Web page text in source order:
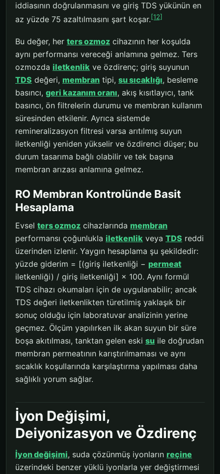
iddiasının doğrulanmasını ve giriş TDS yükünün en
az yüzde 75 azaltılmasını şart koşar.[12]
Bu değer, her ters ozmoz cihazının her koşulda
aynı performansı vereceği anlamına gelmez. Ters
ozmozda iletkenlik ve özdirenç; giriş suyunun
TDS değeri, membran tipi, su sıcaklığı, besleme
basıncı, geri kazanım oranı, akış kısıtlayıcı, tank
basıncı, ön filtrelerin durumu ve membran kullanım
süresinden etkilenir. Ayrıca sistemde
remineralizasyon filtresi varsa arıtılmış suyun
iletkenliği yeniden yükselir ve özdirenci düşer; bu
durum tasarıma bağlı olabilir ve tek başına
membran arızası anlamına gelmez.
RO Membran Kontrolünde Basit
Hesaplama
Evsel ters ozmoz cihazlarında membran
performansı çoğunlukla iletkenlik veya TDS reddi
üzerinden izlenir. Yaygın hesaplama şu şekildedir:
yüzde giderim = [(giriş iletkenliği − permeat
iletkenliği) / giriş iletkenliği] × 100. Aynı formül
TDS cihazı okumaları için de uygulanabilir; ancak
TDS değeri iletkenlikten türetilmiş yaklaşık bir
sonuç olduğu için laboratuvar analizinin yerine
geçmez. Ölçüm yapılırken ilk akan suyun bir süre
boşa akıtılması, tanktan gelen eski su ile doğrudan
membran permeatının karıştırılmaması ve aynı
sıcaklık koşullarında karşılaştırma yapılması daha
sağlıklı yorum sağlar.
İyon Değişimi,
Deiyonizasyon ve Özdirenç
İyon değişimi, suda çözünmüş iyonların reçine
üzerindeki benzer yüklü iyonlarla yer değiştirmesi